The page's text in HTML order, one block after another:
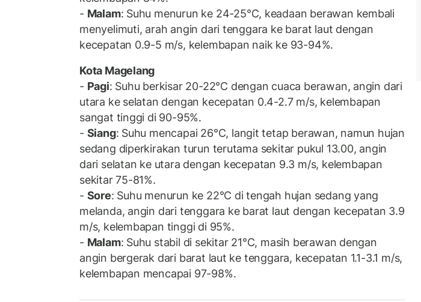
- Malam: Suhu menurun ke 24-25°C, keadaan berawan kembali
menyelimuti, arah angin dari tenggara ke barat laut dengan
kecepatan 0.9-5 m/s, kelembapan naik ke 93-94%.
Kota Magelang
- Pagi: Suhu berkisar 20-22°C dengan cuaca berawan, angin dari
utara ke selatan dengan kecepatan 0.4-2.7 m/s, kelembapan
sangat tinggi di 90-95%.
- Siang: Suhu mencapai 26°C, langit tetap berawan, namun hujan
sedang diperkirakan turun terutama sekitar pukul 13.00, angin
dari selatan ke utara dengan kecepatan 9.3 m/s, kelembapan
sekitar 75-81%.
- Sore: Suhu menurun ke 22°C di tengah hujan sedang yang
melanda, angin dari tenggara ke barat laut dengan kecepatan 3.9
m/s, kelembapan tinggi di 95%.
- Malam: Suhu stabil di sekitar 21°C, masih berawan dengan
angin bergerak dari barat laut ke tenggara, kecepatan 1.1-3.1 m/s,
kelembapan mencapai 97-98%.